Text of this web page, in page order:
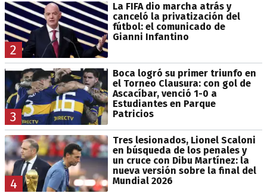
2
La FIFA dio marcha atrás y
canceló la privatización del
fútbol: el comunicado de
Gianni Infantino
3
Boca logró su primer triunfo en
el Torneo Clausura: con gol de
Ascacíbar, venció 1-0 a
Estudiantes en Parque
Patricios
4
Tres lesionados, Lionel Scaloni
en búsqueda de los penales y
un cruce con Dibu Martínez: la
nueva versión sobre la final del
Mundial 2026